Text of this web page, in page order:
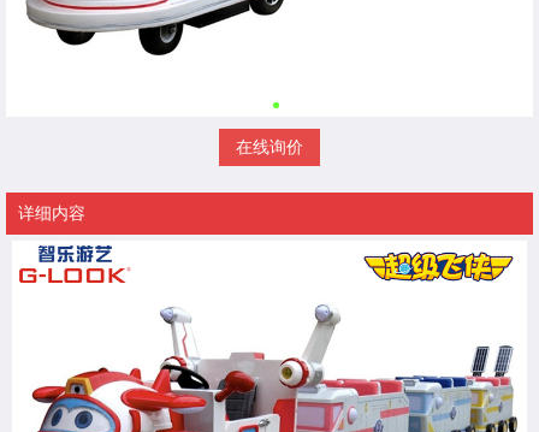
在线询价
详细内容